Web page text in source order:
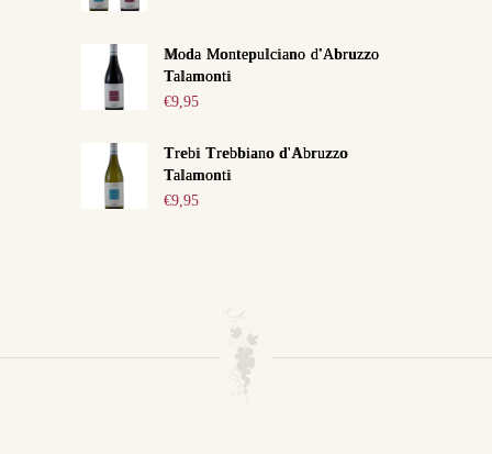
Moda Montepulciano d'Abruzzo
Talamonti
€9,95
Trebi Trebbiano d'Abruzzo
Talamonti
€9,95